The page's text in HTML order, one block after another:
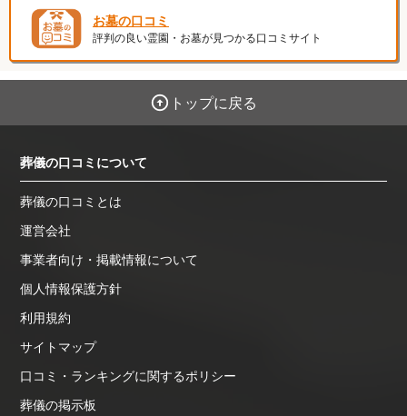
お墓の口コミ
評判の良い霊園・お墓が見つかる口コミサイト
トップに戻る
葬儀の口コミについて
葬儀の口コミとは
運営会社
事業者向け・掲載情報について
個人情報保護方針
利用規約
サイトマップ
口コミ・ランキングに関するポリシー
葬儀の掲示板